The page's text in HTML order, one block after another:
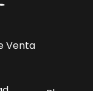
Venta